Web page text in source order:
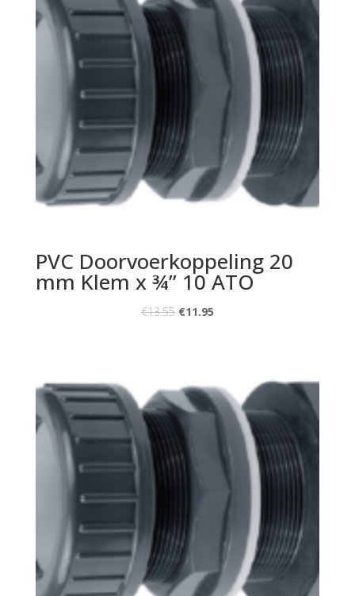
PVC Doorvoerkoppeling 20
mm Klem x ¾” 10 ATO
€13.55 €11.95